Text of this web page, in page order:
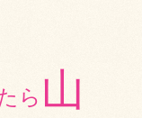
ら 山